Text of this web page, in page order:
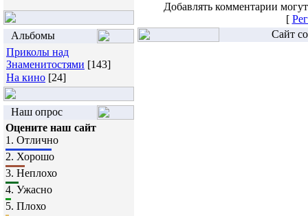
Альбомы
Приколы над
Знаменитостями [143]
На кино [24]
Наш опрос
Оцените наш сайт
1. Отлично
2. Хорошо
3. Неплохо
4. Ужасно
5. Плохо
Добавлять комментарии
[
Сайт